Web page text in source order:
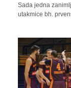
Sada jedna
utakmice bh.